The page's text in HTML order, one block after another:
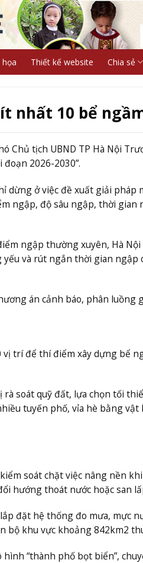
Thiết kế website Chia sẻ
nhất 10 bể
Chủ tịch UBND TP Hà Nội
2026-2030”.
dừng ở việc đề xuất giải pháp
ngập, độ sâu ngập, thời
ngập thường xuyên, Hà
và rút ngắn thời gian ngập
án cảnh báo, phân luồng
vị trí để thí điểm xây dựng bể
rà soát quỹ đất, lựa chọn tối
tuyến phố, vỉa hè bằng
soát chặt việc nâng nền
hướng thoát nước hoặc san
đặt hệ thống đo mưa, mực
khu vực khoảng 842km2
“thành phố bọt biển”,